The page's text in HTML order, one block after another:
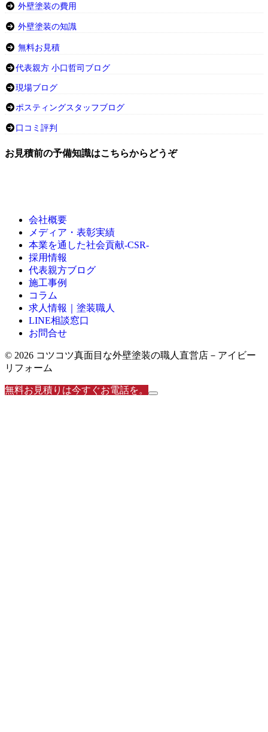
外壁塗装の費用
外壁塗装の知識
無料お見積
代表親方 小口哲司ブログ
現場ブログ
ポスティングスタッフブログ
口コミ評判
お見積前の予備知識はこちらからどうぞ
会社概要
メディア・表彰実績
本業を通した社会貢献-CSR-
採用情報
代表親方ブログ
施工事例
コラム
求人情報｜塗装職人
LINE相談窓口
お問合せ
© 2026 コツコツ真面目な外壁塗装の職人直営店－アイビー
リフォーム
無料お見積りは今すぐお電話を。